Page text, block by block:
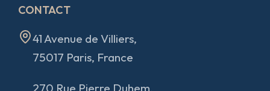
CONTACT
41 Avenue de Villiers,
75017 Paris, France
270 Rue Pierre Duhem,